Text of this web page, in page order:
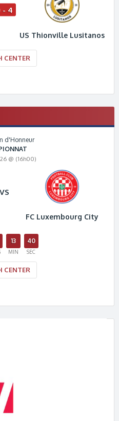
- 4
US Thionville Lusitanos
CENTER
d'Honneur
@ (16h00)
VS
FC Luxembourg City
13
MIN
40
SEC
CENTER